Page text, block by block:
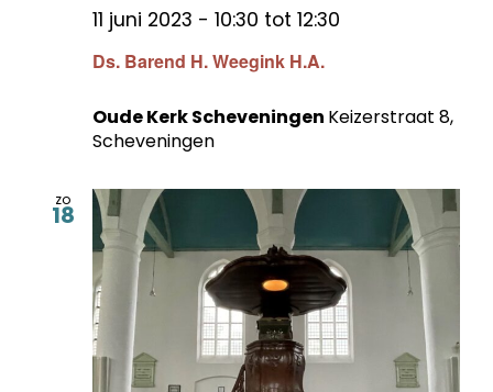
Ds. Barend H. Weegink H.A.
11 juni 2023 - 10:30 tot 12:30
Oude Kerk Scheveningen Keizerstraat 8,
Scheveningen
zo
18